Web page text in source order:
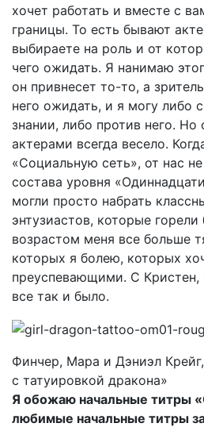
хочет работать и вместе с
границы. То есть бывают
выбираете на роль и от
чего ожидать. Я нанимаю
он привнесет то-то, а
него ожидать, и я могу либо
знании, либо против него.
актерами всегда весело.
«Социальную сеть», от нас
состава уровня
могли просто набрать
энтузиастов, которые
возрастом меня все больше
которых я болею, которых
преуспевающими. С
все так и было.
Финчер, Мара и Дэниэл
с татуировкой дракона»
Я обожаю начальные титры
любимые начальные титры